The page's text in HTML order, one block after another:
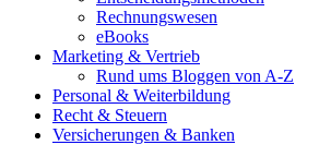
Rechnungswesen
eBooks
Marketing & Vertrieb
Rund ums Bloggen von A-Z
Personal & Weiterbildung
Recht & Steuern
Versicherungen & Banken